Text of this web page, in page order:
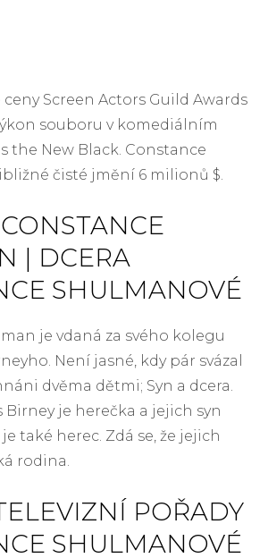
Screen Actors Guild Awards
souboru v komediálním
the New Black. Constance
čisté jmění 6 milionů $.
| DCERA
SHULMANOVÉ
je vdaná za svého kolegu
Není jasné, kdy pár svázal
dvěma dětmi; Syn a dcera.
Birney je herečka a jejich syn
také herec. Zdá se, že jejich
rodina.
POŘADY
SHULMANOVÉ